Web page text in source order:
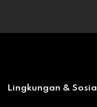
Lingkungan & Sosial